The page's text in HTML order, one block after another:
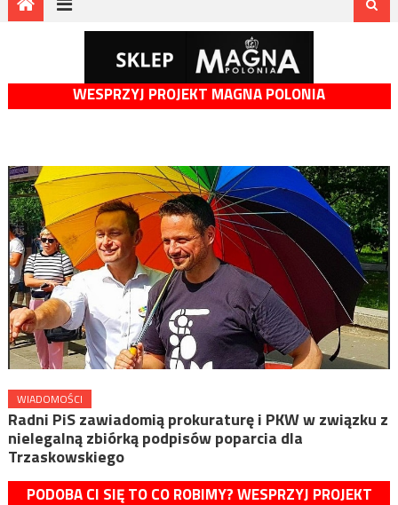
WESPRZYJ PROJEKT MAGNA POLONIA
WIADOMOŚCI
Radni PiS zawiadomią prokuraturę i PKW w związku z
nielegalną zbiórką podpisów poparcia dla
Trzaskowskiego
PODOBA CI SIĘ TO CO ROBIMY? WESPRZYJ PROJEKT